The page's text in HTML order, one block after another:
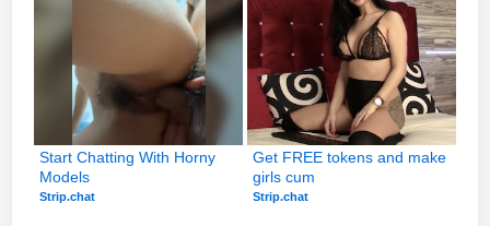
Start Chatting With Horny
Models
Strip.chat
Get FREE tokens and make
girls cum
Strip.chat